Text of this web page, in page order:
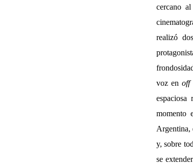
cercano
realizó
voz enoff
espaciosa
momento
Argentina,
y, sobre
se